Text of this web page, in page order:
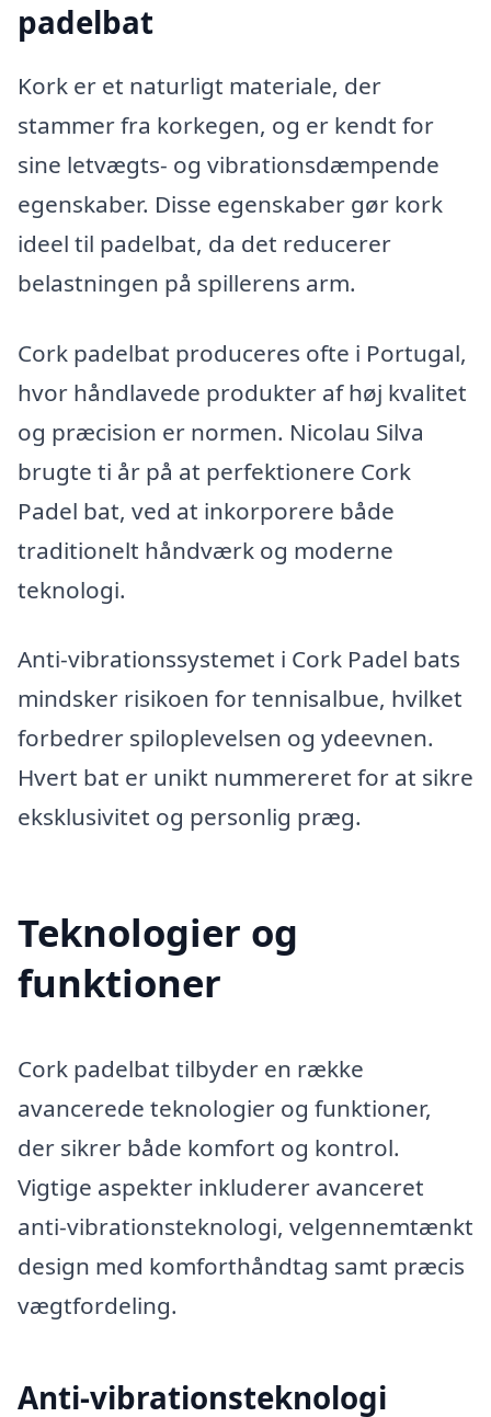
padelbat
Kork er et naturligt materiale, der
stammer fra korkegen, og er kendt for
sine letvægts- og vibrationsdæmpende
egenskaber. Disse egenskaber gør kork
ideel til padelbat, da det reducerer
belastningen på spillerens arm.
Cork padelbat produceres ofte i Portugal,
hvor håndlavede produkter af høj kvalitet
og præcision er normen. Nicolau Silva
brugte ti år på at perfektionere Cork
Padel bat, ved at inkorporere både
traditionelt håndværk og moderne
teknologi.
Anti-vibrationssystemet i Cork Padel bats
mindsker risikoen for tennisalbue, hvilket
forbedrer spiloplevelsen og ydeevnen.
Hvert bat er unikt nummereret for at sikre
eksklusivitet og personlig præg.
Teknologier og
funktioner
Cork padelbat tilbyder en række
avancerede teknologier og funktioner,
der sikrer både komfort og kontrol.
Vigtige aspekter inkluderer avanceret
anti-vibrationsteknologi, velgennemtænkt
design med komforthåndtag samt præcis
vægtfordeling.
Anti-vibrationsteknologi